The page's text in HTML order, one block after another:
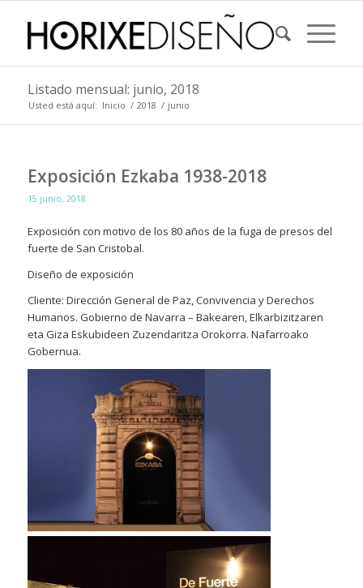
Listado mensual: junio, 2018
Usted está aquí: Inicio / 2018 / junio
Exposición Ezkaba 1938-2018
15 junio, 2018
Exposición con motivo de los 80 años de la fuga de presos del
fuerte de San Cristobal.
Diseño de exposición
Cliente: Dirección General de Paz, Convivencia y Derechos
Humanos. Gobierno de Navarra – Bakearen, Elkarbizitzaren
eta Giza Eskubideen Zuzendaritza Orokorra. Nafarroako
Gobernua.